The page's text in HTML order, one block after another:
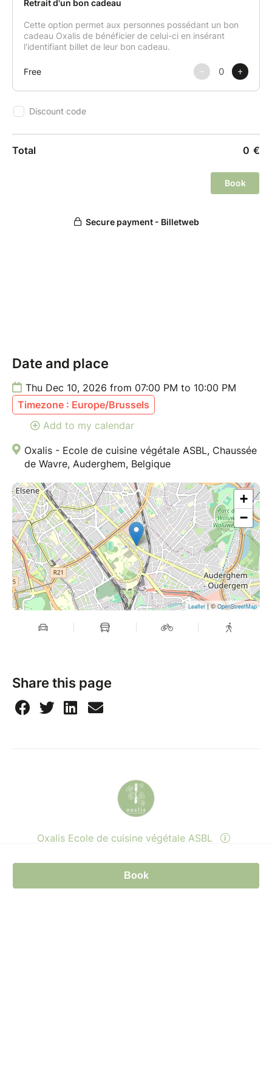
avant la date du cours.
Pour plus d'infos, consultez lesconditions générales
de vente.
Date and place
Thu Dec 10, 2026 from 07:00 PM to 10:00 PM
Timezone : Europe/Brussels
Add to my calendar
Oxalis - Ecole de cuisine végétale ASBL, Chaussée
de Wavre, Auderghem, Belgique
+
−
Leaflet| ©OpenStreetMap
Share this page
Oxalis Ecole de cuisine végétale ASBL
Book